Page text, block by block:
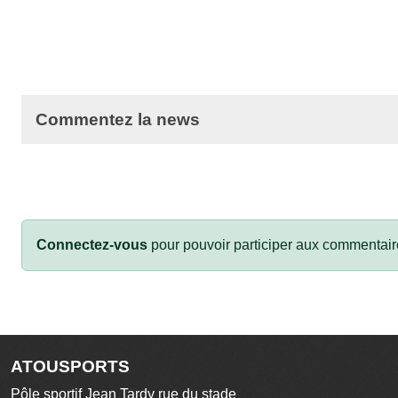
Commentez la news
Connectez-vous pour pouvoir participer aux
ATOUSPORTS
Pôle sportif Jean Tardy rue du stade